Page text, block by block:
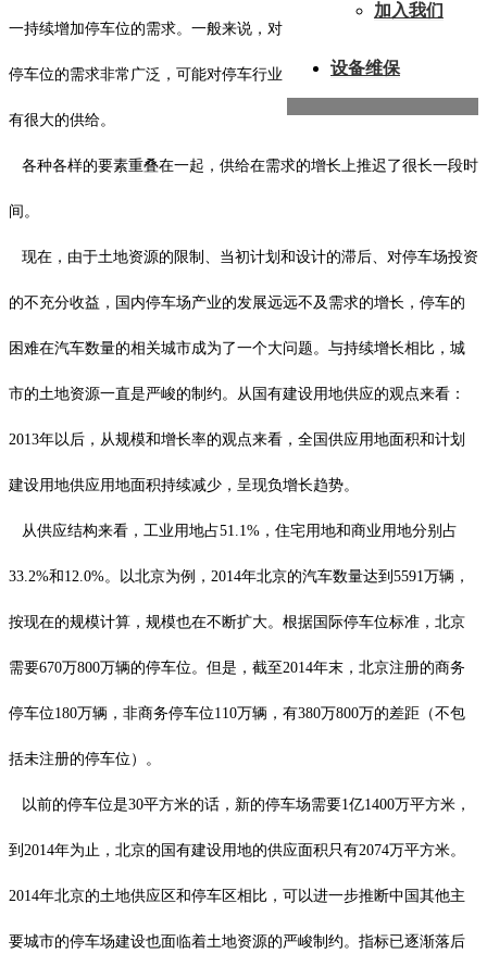
加入我们
设备维保
一持续增加停车位的需求。一般来说，对
停车位的需求非常广泛，可能对停车行业
有很大的供给。
各种各样的要素重叠在一起，供给在需求的增长上推迟了很长一段时
间。
现在，由于土地资源的限制、当初计划和设计的滞后、对停车场投资
的不充分收益，国内停车场产业的发展远远不及需求的增长，停车的
困难在汽车数量的相关城市成为了一个大问题。与持续增长相比，城
市的土地资源一直是严峻的制约。从国有建设用地供应的观点来看：
2013年以后，从规模和增长率的观点来看，全国供应用地面积和计划
建设用地供应用地面积持续减少，呈现负增长趋势。
从供应结构来看，工业用地占51.1%，住宅用地和商业用地分别占
33.2%和12.0%。以北京为例，2014年北京的汽车数量达到5591万辆，
按现在的规模计算，规模也在不断扩大。根据国际停车位标准，北京
需要670万800万辆的停车位。但是，截至2014年末，北京注册的商务
停车位180万辆，非商务停车位110万辆，有380万800万的差距（不包
括未注册的停车位）。
以前的停车位是30平方米的话，新的停车场需要1亿1400万平方米，
到2014年为止，北京的国有建设用地的供应面积只有2074万平方米。
2014年北京的土地供应区和停车区相比，可以进一步推断中国其他主
要城市的停车场建设也面临着土地资源的严峻制约。指标已逐渐落后